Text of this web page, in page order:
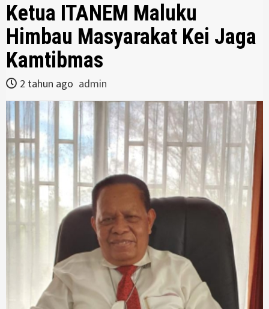
Ketua ITANEM Maluku
Himbau Masyarakat Kei Jaga
Kamtibmas
2 tahun ago admin